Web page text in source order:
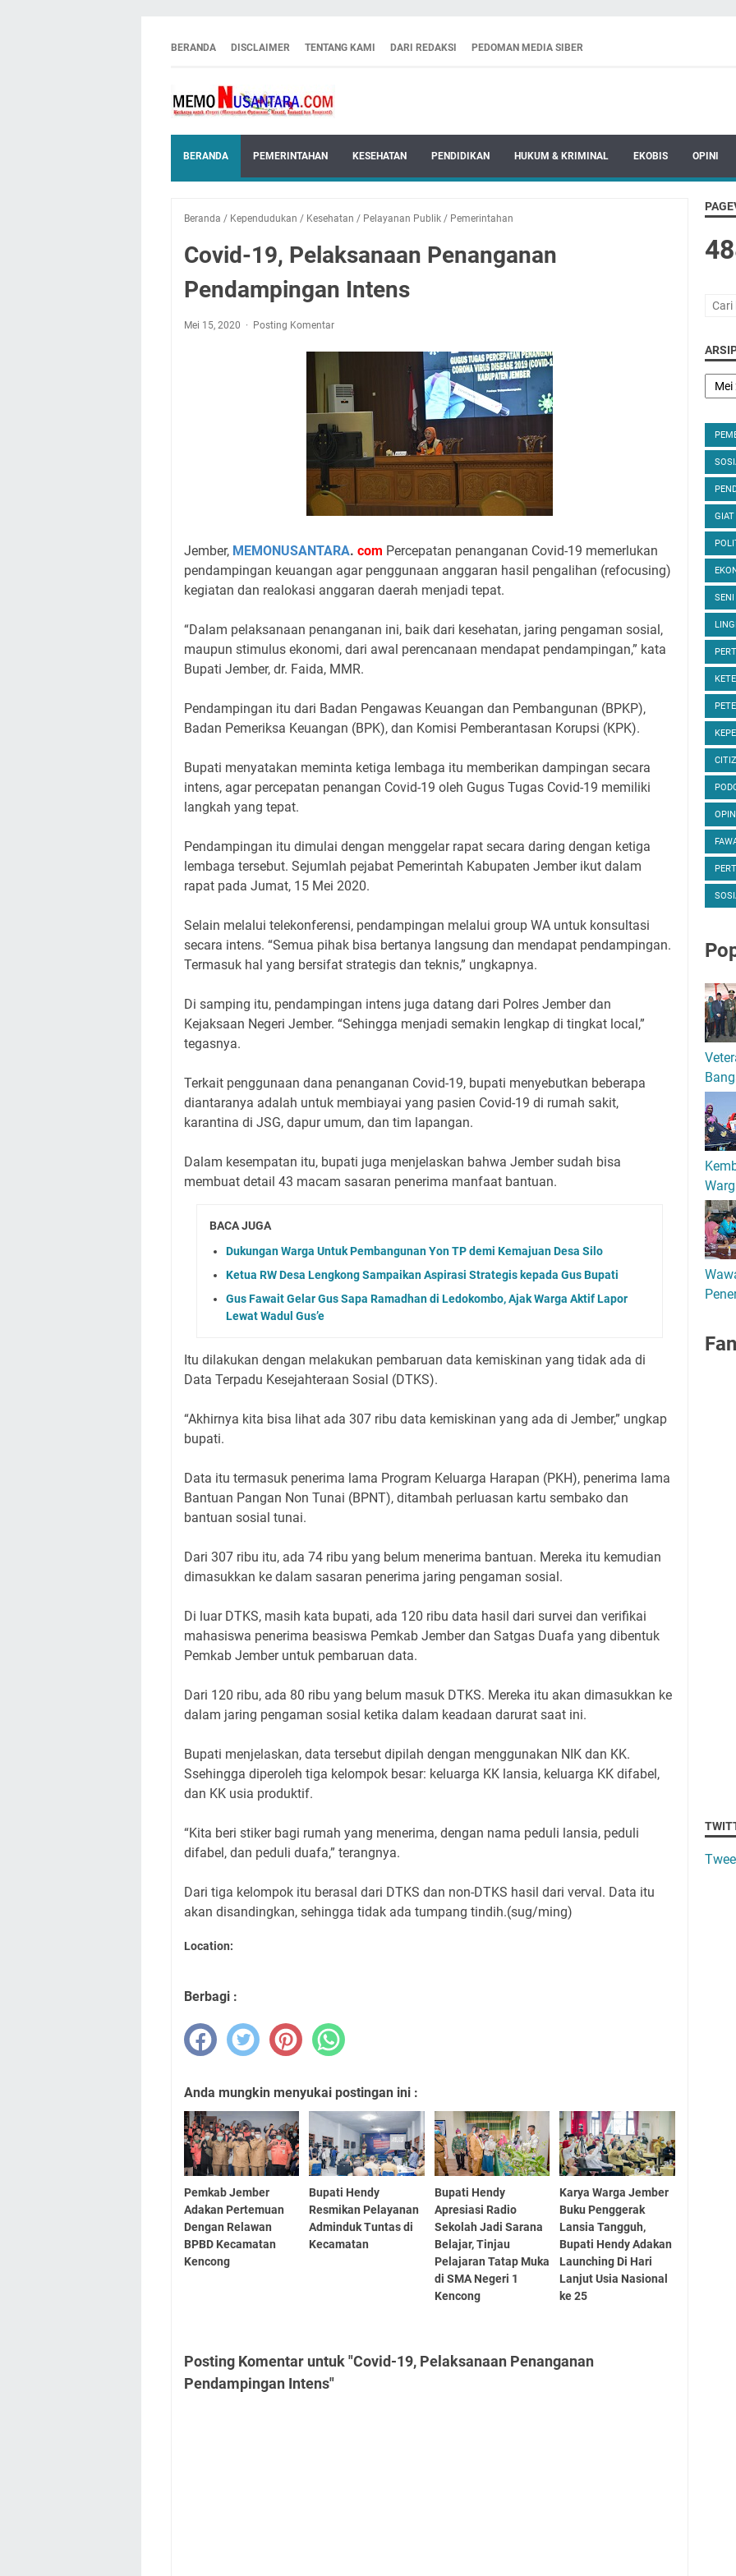
BERANDA DISCLAIMER TENTANG KAMI DARI REDAKSI PEDOMAN MEDIA SIBER
BERANDA PEMERINTAHAN KESEHATAN PENDIDIKAN HUKUM & KRIMINAL EKOBIS OPINI
Beranda / Kependudukan / Kesehatan / Pelayanan Publik / Pemerintahan
Covid-19, Pelaksanaan Penanganan
Pendampingan Intens
Mei 15, 2020 Posting Komentar
Jember, MEMONUSANTARA. com Percepatan penanganan Covid-19 memerlukan
pendampingan keuangan agar penggunaan anggaran hasil pengalihan (refocusing)
kegiatan dan realokasi anggaran daerah menjadi tepat.
“Dalam pelaksanaan penanganan ini, baik dari kesehatan, jaring pengaman sosial,
maupun stimulus ekonomi, dari awal perencanaan mendapat pendampingan,” kata
Bupati Jember, dr. Faida, MMR.
Pendampingan itu dari Badan Pengawas Keuangan dan Pembangunan (BPKP),
Badan Pemeriksa Keuangan (BPK), dan Komisi Pemberantasan Korupsi (KPK).
Bupati menyatakan meminta ketiga lembaga itu memberikan dampingan secara
intens, agar percepatan penangan Covid-19 oleh Gugus Tugas Covid-19 memiliki
langkah yang tepat.
Pendampingan itu dimulai dengan menggelar rapat secara daring dengan ketiga
lembaga tersebut. Sejumlah pejabat Pemerintah Kabupaten Jember ikut dalam
rapat pada Jumat, 15 Mei 2020.
Selain melalui telekonferensi, pendampingan melalui group WA untuk konsultasi
secara intens. “Semua pihak bisa bertanya langsung dan mendapat pendampingan.
Termasuk hal yang bersifat strategis dan teknis,” ungkapnya.
Di samping itu, pendampingan intens juga datang dari Polres Jember dan
Kejaksaan Negeri Jember. “Sehingga menjadi semakin lengkap di tingkat local,”
tegasnya.
Terkait penggunaan dana penanganan Covid-19, bupati menyebutkan beberapa
diantaranya adalah untuk membiayai yang pasien Covid-19 di rumah sakit,
karantina di JSG, dapur umum, dan tim lapangan.
Dalam kesempatan itu, bupati juga menjelaskan bahwa Jember sudah bisa
membuat detail 43 macam sasaran penerima manfaat bantuan.
BACA JUGA
Dukungan Warga Untuk Pembangunan Yon TP demi Kemajuan Desa Silo
Ketua RW Desa Lengkong Sampaikan Aspirasi Strategis kepada Gus Bupati
Gus Fawait Gelar Gus Sapa Ramadhan di Ledokombo, Ajak Warga Aktif Lapor
Lewat Wadul Gus’e
Itu dilakukan dengan melakukan pembaruan data kemiskinan yang tidak ada di
Data Terpadu Kesejahteraan Sosial (DTKS).
“Akhirnya kita bisa lihat ada 307 ribu data kemiskinan yang ada di Jember,” ungkap
bupati.
Data itu termasuk penerima lama Program Keluarga Harapan (PKH), penerima lama
Bantuan Pangan Non Tunai (BPNT), ditambah perluasan kartu sembako dan
bantuan sosial tunai.
Dari 307 ribu itu, ada 74 ribu yang belum menerima bantuan. Mereka itu kemudian
dimasukkan ke dalam sasaran penerima jaring pengaman sosial.
Di luar DTKS, masih kata bupati, ada 120 ribu data hasil dari survei dan verifikai
mahasiswa penerima beasiswa Pemkab Jember dan Satgas Duafa yang dibentuk
Pemkab Jember untuk pembaruan data.
Dari 120 ribu, ada 80 ribu yang belum masuk DTKS. Mereka itu akan dimasukkan ke
dalam jaring pengaman sosial ketika dalam keadaan darurat saat ini.
Bupati menjelaskan, data tersebut dipilah dengan menggunakan NIK dan KK.
Ssehingga diperoleh tiga kelompok besar: keluarga KK lansia, keluarga KK difabel,
dan KK usia produktif.
“Kita beri stiker bagi rumah yang menerima, dengan nama peduli lansia, peduli
difabel, dan peduli duafa,” terangnya.
Dari tiga kelompok itu berasal dari DTKS dan non-DTKS hasil dari verval. Data itu
akan disandingkan, sehingga tidak ada tumpang tindih.(sug/ming)
Location:
Berbagi :
Anda mungkin menyukai postingan ini :
Pemkab Jember
Adakan Pertemuan
Dengan Relawan
BPBD Kecamatan
Kencong
Bupati Hendy
Resmikan Pelayanan
Adminduk Tuntas di
Kecamatan
Bupati Hendy
Apresiasi Radio
Sekolah Jadi Sarana
Belajar, Tinjau
Pelajaran Tatap Muka
di SMA Negeri 1
Kencong
Karya Warga Jember
Buku Penggerak
Lansia Tangguh,
Bupati Hendy Adakan
Launching Di Hari
Lanjut Usia Nasional
ke 25
Posting Komentar untuk "Covid-19, Pelaksanaan Penanganan
Pendampingan Intens"
SENI